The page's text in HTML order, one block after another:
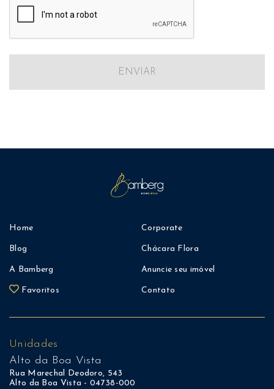
ENVIAR
Home
Blog
A Bamberg
Favoritos
Corporate
Chácara Flora
Anuncie seu imóvel
Contato
Unidades
Alto da Boa Vista
Rua Marechal Deodoro, 543
Alto da Boa Vista - 04738-000